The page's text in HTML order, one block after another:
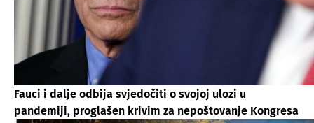
Fauci i dalje odbija svjedočiti o svojoj ulozi u
pandemiji, proglašen krivim za nepoštovanje Kongresa